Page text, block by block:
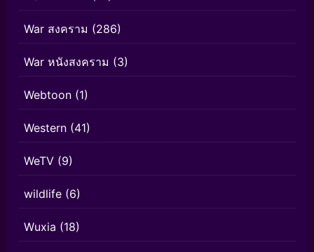
War สงคราม (286)
War หนังสงคราม (3)
Webtoon (1)
Western (41)
WeTV (9)
wildlife (6)
Wuxia (18)